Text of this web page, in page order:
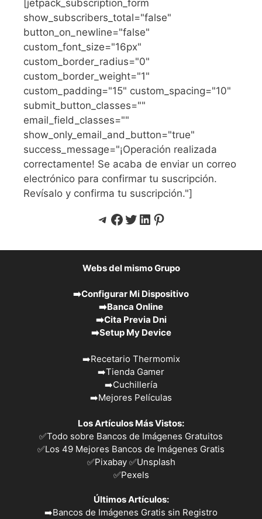
[jetpack_subscription_form
show_subscribers_total="false"
button_on_newline="false"
custom_font_size="16px"
custom_border_radius="0"
custom_border_weight="1"
custom_padding="15" custom_spacing="10"
submit_button_classes=""
email_field_classes=""
show_only_email_and_button="true"
success_message="¡Operación realizada
correctamente! Se acaba de enviar un correo
electrónico para confirmar tu suscripción.
Revísalo y confirma tu suscripción."]
Telegram
Facebook
Twitter
LinkedIn
Pinterest
Webs del mismo Grupo
➡️Configurar Mi Dispositivo
➡️Banca Online
➡️Cita Previa Dni
➡️Setup My Device
➡️Recetario Thermomix
➡️Tienda Gamer
➡️Cuchillería
➡️Mejores Películas
Los Artículos Más Vistos:
✅Todo sobre Bancos de Imágenes Gratuitos
✅Los 49 Mejores Bancos de Imágenes Gratis
✅Pixabay ✅Unsplash
✅Pexels
Últimos Artículos:
➡️Bancos de Imágenes Gratis sin Registro